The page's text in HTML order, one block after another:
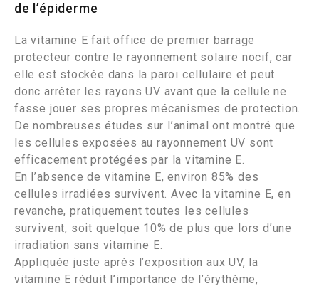
de l’épiderme
La vitamine E fait office de premier barrage
protecteur contre le rayonnement solaire nocif, car
elle est stockée dans la paroi cellulaire et peut
donc arrêter les rayons UV avant que la cellule ne
fasse jouer ses propres mécanismes de protection.
De nombreuses études sur l’animal ont montré que
les cellules exposées au rayonnement UV sont
efficacement protégées par la vitamine E.
En l’absence de vitamine E, environ 85% des
cellules irradiées survivent. Avec la vitamine E, en
revanche, pratiquement toutes les cellules
survivent, soit quelque 10% de plus que lors d’une
irradiation sans vitamine E.
Appliquée juste après l’exposition aux UV, la
vitamine E réduit l’importance de l’érythème,